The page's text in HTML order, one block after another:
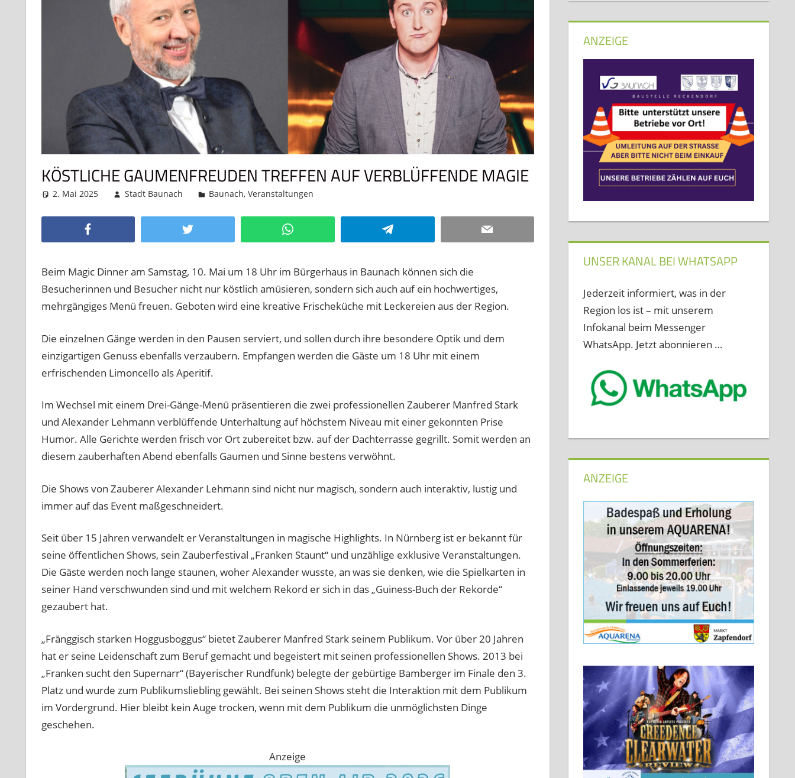
KÖSTLICHE GAUMENFREUDEN TREFFEN AUF VERBLÜFFENDE MAGIE
2. Mai 2025 Stadt Baunach Baunach,Veranstaltungen
Twitter WhatsApp Telegram Email
Beim Magic Dinner am Samstag, 10. Mai um 18 Uhr im Bürgerhaus in Baunach können sich die
Besucherinnen und Besucher nicht nur köstlich amüsieren, sondern sich auch auf ein hochwertiges,
mehrgängiges Menü freuen. Geboten wird eine kreative Frischeküche mit Leckereien aus der Region.
Die einzelnen Gänge werden in den Pausen serviert, und sollen durch ihre besondere Optik und dem
einzigartigen Genuss ebenfalls verzaubern. Empfangen werden die Gäste um 18 Uhr mit einem
erfrischenden Limoncello als Aperitif.
Im Wechsel mit einem Drei-Gänge-Menü präsentieren die zwei professionellen Zauberer Manfred Stark
und Alexander Lehmann verblüffende Unterhaltung auf höchstem Niveau mit einer gekonnten Prise
Humor. Alle Gerichte werden frisch vor Ort zubereitet bzw. auf der Dachterrasse gegrillt. Somit werden an
diesem zauberhaften Abend ebenfalls Gaumen und Sinne bestens verwöhnt.
Die Shows von Zauberer Alexander Lehmann sind nicht nur magisch, sondern auch interaktiv, lustig und
immer auf das Event maßgeschneidert.
Seit über 15 Jahren verwandelt er Veranstaltungen in magische Highlights. In Nürnberg ist er bekannt für
seine öffentlichen Shows, sein Zauberfestival „Franken Staunt“ und unzählige exklusive Veranstaltungen.
Die Gäste werden noch lange staunen, woher Alexander wusste, an was sie denken, wie die Spielkarten in
seiner Hand verschwunden sind und mit welchem Rekord er sich in das „Guiness-Buch der Rekorde“
gezaubert hat.
„Fränggisch starken Hoggusboggus“ bietet Zauberer Manfred Stark seinem Publikum. Vor über 20 Jahren
hat er seine Leidenschaft zum Beruf gemacht und begeistert mit seinen professionellen Shows. 2013 bei
„Franken sucht den Supernarr“ (Bayerischer Rundfunk) belegte der gebürtige Bamberger im Finale den 3.
Platz und wurde zum Publikumsliebling gewählt. Bei seinen Shows steht die Interaktion mit dem Publikum
im Vordergrund. Hier bleibt kein Auge trocken, wenn mit dem Publikum die unmöglichsten Dinge
geschehen.
Anzeige
ANZEIGE
UNSER KANAL BEI WHATSAPP
Jederzeit informiert, was in der
Region los ist – mit unserem
Infokanal beim Messenger
WhatsApp. Jetzt abonnieren …
ANZEIGE